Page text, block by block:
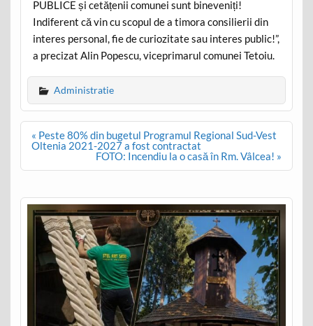
PUBLICE și cetățenii comunei sunt bineveniți!
Indiferent că vin cu scopul de a timora consilierii din
interes personal, fie de curiozitate sau interes public!”,
a precizat Alin Popescu, viceprimarul comunei Tetoiu.
Administratie
Post
navigation
« Peste 80% din bugetul Programul Regional Sud-Vest
Oltenia 2021-2027 a fost contractat
FOTO: Incendiu la o casă în Rm. Vâlcea! »